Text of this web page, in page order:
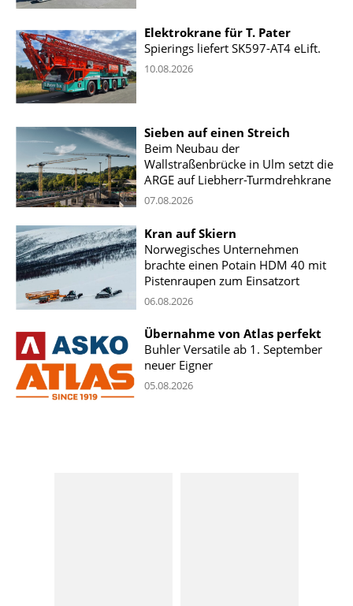
Elektrokrane für T. Pater
Spierings liefert SK597-AT4 eLift.
10.08.2026
Sieben auf einen Streich
Beim Neubau der
Wallstraßenbrücke in Ulm setzt die
ARGE auf Liebherr-Turmdrehkrane
07.08.2026
Kran auf Skiern
Norwegisches Unternehmen
brachte einen Potain HDM 40 mit
Pistenraupen zum Einsatzort
06.08.2026
Übernahme von Atlas perfekt
Buhler Versatile ab 1. September
neuer Eigner
05.08.2026